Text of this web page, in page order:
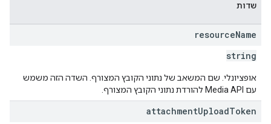
שדות
resourceName
string
אופציונלי. שם המשאב של נתוני הקובץ המצורף. השדה הזה משמש
עם Media API להורדת נתוני הקובץ המצורף.
attachmentUploadToken